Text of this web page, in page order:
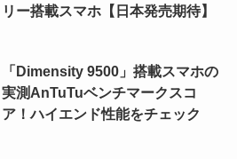
リー搭載スマホ【日本発売期待】
「Dimensity 9500」搭載スマホの
実測AnTuTuベンチマークスコ
ア！ハイエンド性能をチェック